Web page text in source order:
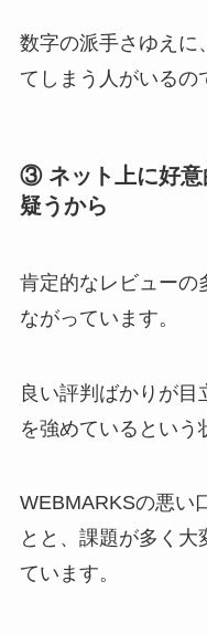
数字の派手さゆえに
てしまう人がいるの
③ ネット上に好意
疑うから
肯定的なレビューの
ながっています。
良い評判ばかりが
を強めているという
WEBMARKSの悪い
とと、課題が多く
ています。